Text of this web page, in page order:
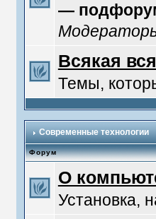
—
Всякая
Темы,
Современные технологии
Форум
О
Установка,